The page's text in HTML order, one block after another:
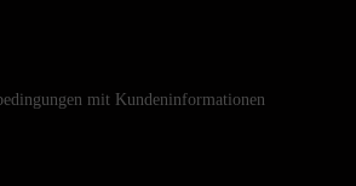
mit Kundeninformationen